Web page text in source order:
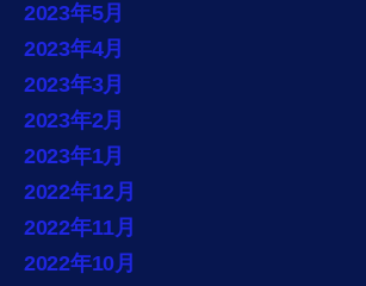
2023年5月
2023年4月
2023年3月
2023年2月
2023年1月
2022年12月
2022年11月
2022年10月